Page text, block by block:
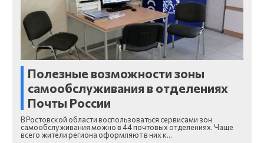
Полезные возможности зоны
самообслуживания в отделениях
Почты России
В Ростовской области воспользоваться сервисами зон
самообслуживания можно в 44 почтовых отделениях. Чаще
всего жители региона оформляют в них к…